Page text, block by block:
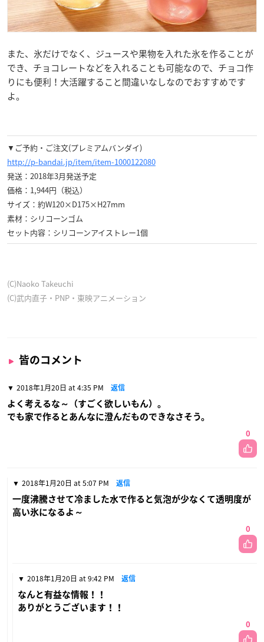
また、氷だけでなく、ジュースや果物を入れた氷を作ることが
でき、チョコレートなどを入れることも可能なので、チョコ作
りにも便利！大活躍すること間違いなしなのでおすすめです
よ。
▼ご予約・ご注文(プレミアムバンダイ)
http://p-bandai.jp/item/item-1000122080
発送：2018年3月発送予定
価格：1,944円（税込）
サイズ：約W120×D175×H27mm
素材：シリコーンゴム
セット内容：シリコーンアイストレー1個
(C)Naoko Takeuchi
(C)武内直子・PNP・東映アニメーション
皆のコメント
2018年1月20日 at 4:35 PM 返信
よく考えるな～（すごく欲しいもん）。
でも家で作るとあんなに澄んだものできなさそう。
0
2018年1月20日 at 5:07 PM 返信
一度沸騰させて冷ました水で作ると気泡が少なくて透明度が
高い氷になるよ～
0
2018年1月20日 at 9:42 PM 返信
なんと有益な情報！！
ありがとうございます！！
0